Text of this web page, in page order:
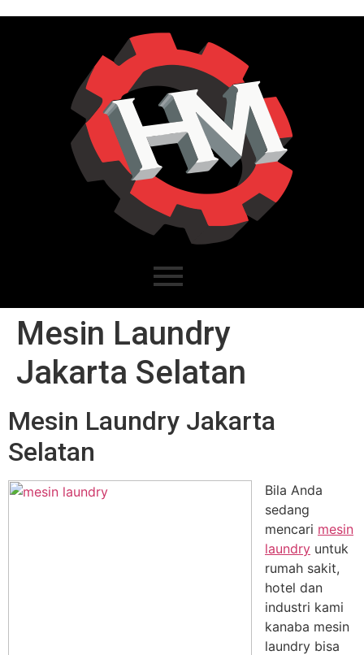
Mesin Laundry
Jakarta Selatan
Mesin Laundry Jakarta
Selatan
Bila Anda
sedang
mencari mesin
laundry untuk
rumah sakit,
hotel dan
industri kami
kanaba mesin
laundry bisa